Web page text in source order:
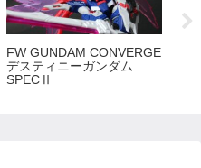
FW GUNDAM CONVERGE
デスティニーガンダム
SPECⅡ